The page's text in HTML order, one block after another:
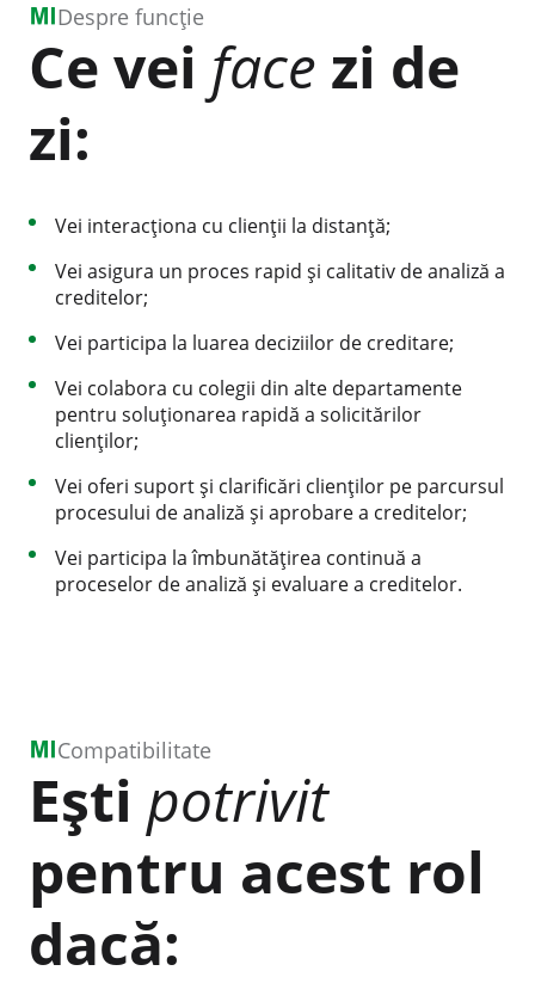
Despre funcție
Ce vei face zi de
zi:
Vei interacționa cu clienții la distanță;
Vei asigura un proces rapid și calitativ de analiză a
creditelor;
Vei participa la luarea deciziilor de creditare;
Vei colabora cu colegii din alte departamente
pentru soluționarea rapidă a solicitărilor
clienților;
Vei oferi suport și clarificări clienților pe parcursul
procesului de analiză și aprobare a creditelor;
Vei participa la îmbunătățirea continuă a
proceselor de analiză și evaluare a creditelor.
Compatibilitate
Ești potrivit
pentru acest rol
dacă: